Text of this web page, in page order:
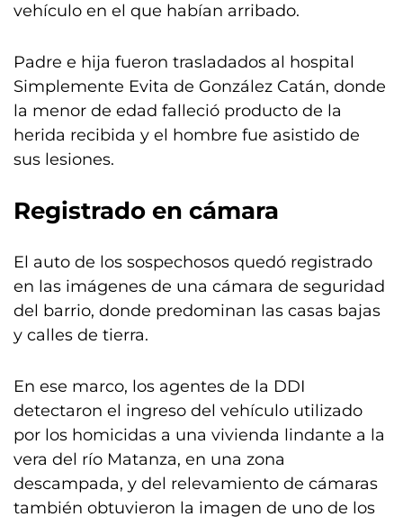
vehículo en el que habían arribado.
Padre e hija fueron trasladados al hospital
Simplemente Evita de González Catán, donde
la menor de edad falleció producto de la
herida recibida y el hombre fue asistido de
sus lesiones.
Registrado en cámara
El auto de los sospechosos quedó registrado
en las imágenes de una cámara de seguridad
del barrio, donde predominan las casas bajas
y calles de tierra.
En ese marco, los agentes de la DDI
detectaron el ingreso del vehículo utilizado
por los homicidas a una vivienda lindante a la
vera del río Matanza, en una zona
descampada, y del relevamiento de cámaras
también obtuvieron la imagen de uno de los